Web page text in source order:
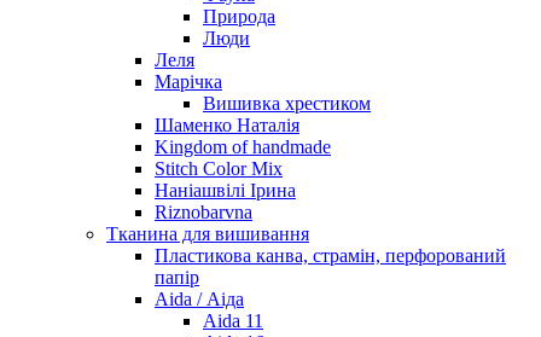
Природа
Люди
Леля
Марічка
Вишивка хрестиком
Шаменко Наталія
Kingdom of handmade
Stitch Color Mix
Наніашвілі Ірина
Riznobarvna
Тканина для вишивання
Пластикова канва, страмін, перфорований
папір
Aida / Аіда
Aida 11